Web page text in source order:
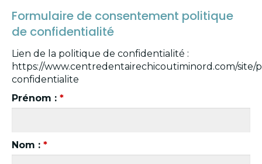
Formulaire de consentement politique
de confidentialité
Lien de la politique de confidentialité :
https://www.centredentairechicoutiminord.com/site/
confidentialite
Prénom : *
Nom : *